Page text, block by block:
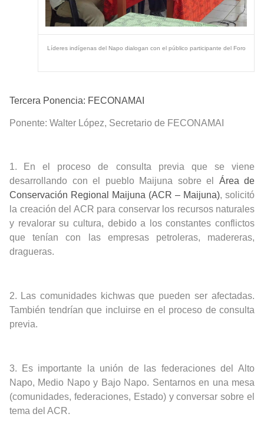
Líderes indígenas del Napo dialogan con el público participante del Foro
Tercera Ponencia: FECONAMAI
Ponente: Walter López, Secretario de FECONAMAI
1.
En el proceso de consulta previa que se viene
desarrollando con el pueblo Maijuna sobre el Área de
Conservación Regional Maijuna (ACR – Maijuna), solicitó
la creación del ACR para conservar los recursos naturales
y revalorar su cultura, debido a los constantes conflictos
que tenían con las empresas petroleras, madereras,
dragueras.
2. Las comunidades kichwas que pueden ser afectadas.
También tendrían que incluirse en el proceso de consulta
previa.
3.
Es importante la unión de las federaciones del Alto
Napo, Medio Napo y Bajo Napo. Sentarnos en una mesa
(comunidades, federaciones, Estado) y conversar sobre el
tema del ACR.